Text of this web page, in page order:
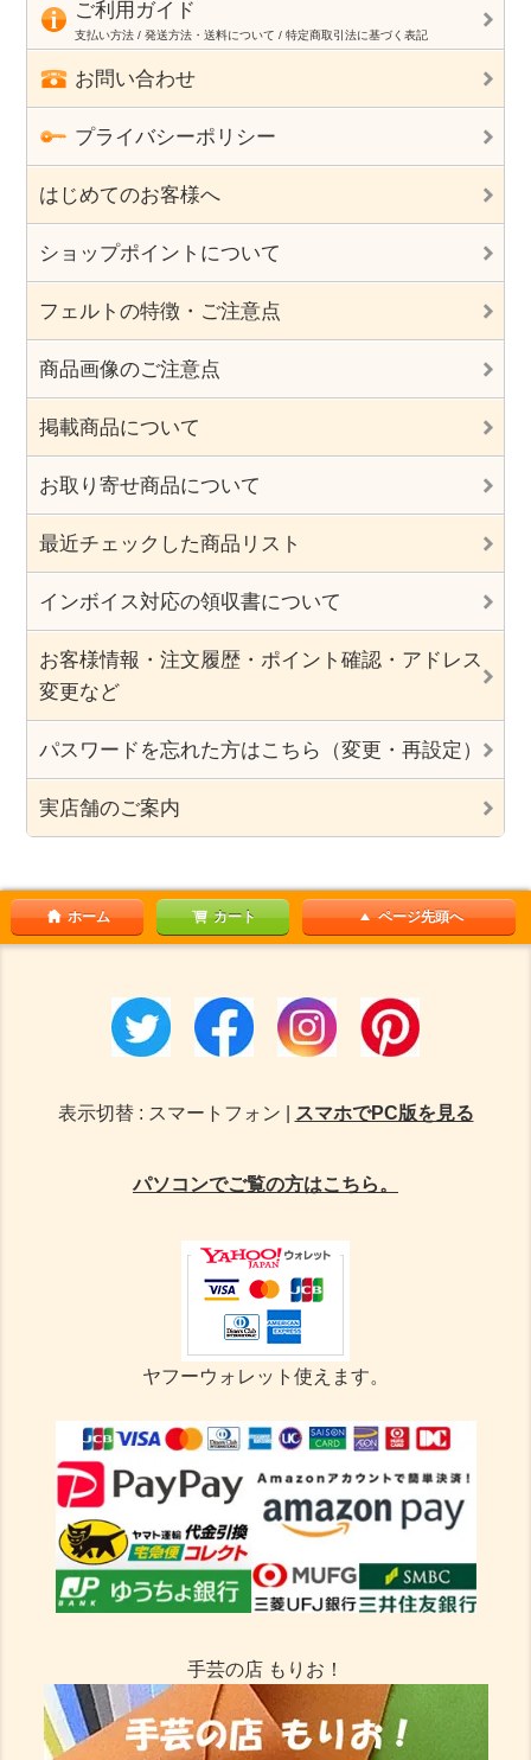
ご利用ガイド
支払い方法 / 発送方法・送料について / 特定商取引法に基づく表記
お問い合わせ
プライバシーポリシー
はじめてのお客様へ
ショップポイントについて
フェルトの特徴・ご注意点
商品画像のご注意点
掲載商品について
お取り寄せ商品について
最近チェックした商品リスト
インボイス対応の領収書について
お客様情報・注文履歴・ポイント確認・アドレス
変更など
パスワードを忘れた方はこちら（変更・再設定）
実店舗のご案内
ホーム カート ページ先頭へ
表示切替 : スマートフォン | スマホでPC版を見る
パソコンでご覧の方はこちら。
ヤフーウォレット使えます。
手芸の店 もりお！